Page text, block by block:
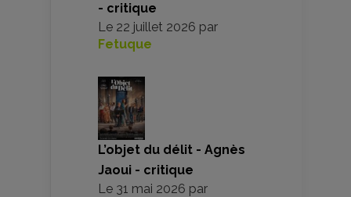
- critique
Le 22 juillet 2026 par
Fetuque
L’objet du délit - Agnès
Jaoui - critique
Le 31 mai 2026 par